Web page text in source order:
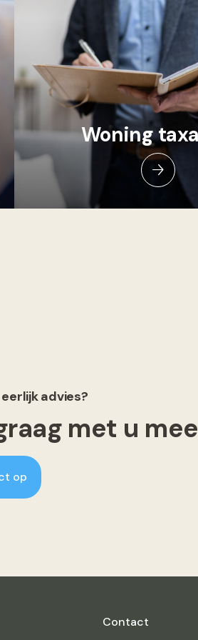
Woning
advies?
met u
op
Contact